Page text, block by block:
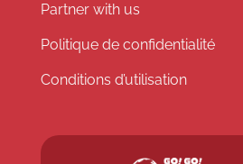
Partner with us
Politique de confidentialité
Conditions d’utilisation